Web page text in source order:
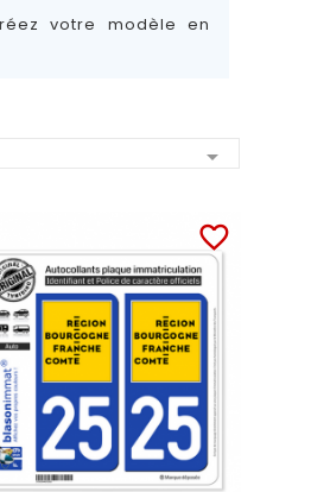
votre modèle en

favorite_border